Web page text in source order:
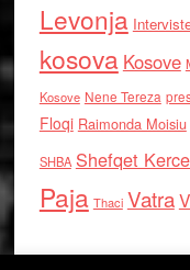
Levonja
kosova Kosove
Kosove Nene Tereza
Floqi Raimonda Moisiu
SHBA Shefqet
Paja Thaci Vatra